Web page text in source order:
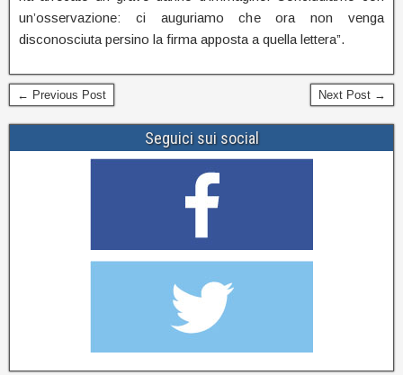
un’osservazione: ci auguriamo che ora non venga
disconosciuta persino la firma apposta a quella lettera”.
← Previous Post Next Post →
Seguici sui social